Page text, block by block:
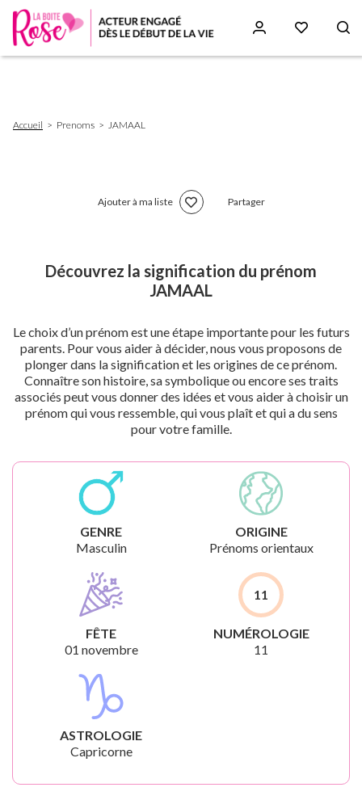
d'Ariane
Accueil Prenoms JAMAAL
Ajouter à ma liste Partager
Découvrez la signification du prénom
JAMAAL
Le choix d’un prénom est une étape importante pour les futurs
parents. Pour vous aider à décider, nous vous proposons de
plonger dans la signification et les origines de ce prénom.
Connaître son histoire, sa symbolique ou encore ses traits
associés peut vous donner des idées et vous aider à choisir un
prénom qui vous ressemble, qui vous plaît et qui a du sens
pour votre famille.
GENRE
Masculin
ORIGINE
Prénoms orientaux
FÊTE
01 novembre
11
NUMÉROLOGIE
11
ASTROLOGIE
Capricorne